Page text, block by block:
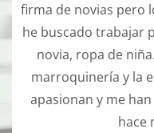
firma de novias pero
he buscado trabajar
novia, ropa de
marroquinería y la
apasionan y me
hace